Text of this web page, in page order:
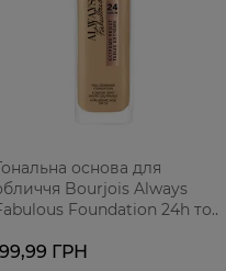
основа для
Bourjois Always
Foundation 24h тон
ГРН